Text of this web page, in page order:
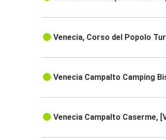
Venecia, Corso del Popolo
Venecia Campalto Camping
Venecia Campalto Caserme,